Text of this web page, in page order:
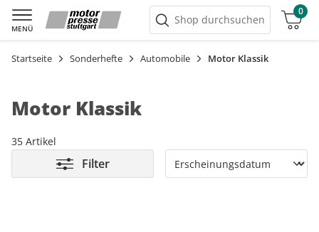
MENÜ
Shop durchsuchen
0
Warenkorb
Startseite Sonderhefte Automobile Motor Klassik
Motor Klassik
35 Artikel
Filter